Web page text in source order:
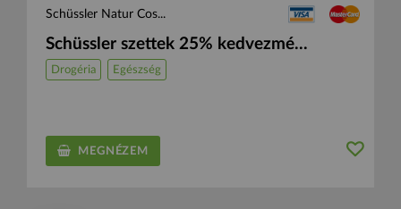
Schüssler Natur Cos...
Schüssler szettek 25% kedvezmé...
Drogéria Egészség
MEGNÉZEM